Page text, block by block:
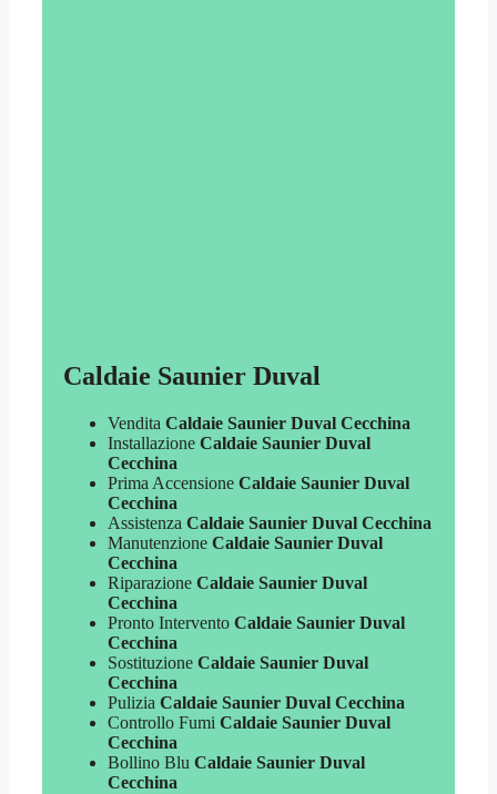
Caldaie Saunier Duval
Vendita Caldaie Saunier Duval Cecchina
Installazione Caldaie Saunier Duval
Cecchina
Prima Accensione Caldaie Saunier Duval
Cecchina
Assistenza Caldaie Saunier Duval Cecchina
Manutenzione Caldaie Saunier Duval
Cecchina
Riparazione Caldaie Saunier Duval
Cecchina
Pronto Intervento Caldaie Saunier Duval
Cecchina
Sostituzione Caldaie Saunier Duval
Cecchina
Pulizia Caldaie Saunier Duval Cecchina
Controllo Fumi Caldaie Saunier Duval
Cecchina
Bollino Blu Caldaie Saunier Duval
Cecchina